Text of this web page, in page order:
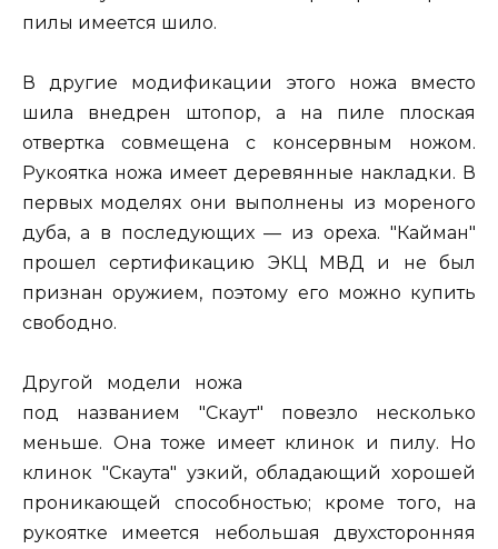
пилы имеется шило.
В другие модификации этого ножа вместо
шила внедрен штопор, а на пиле плоская
отвертка совмещена с консервным ножом.
Рукоятка ножа имеет деревянные накладки. В
первых моделях они выполнены из мореного
дуба, а в последующих — из ореха. "Кайман"
прошел сертификацию ЭКЦ МВД и не был
признан оружием, поэтому его можно купить
свободно.
Другой модели ножа
под названием "Скаут" повезло несколько
меньше. Она тоже имеет клинок и пилу. Но
клинок "Скаута" узкий, обладающий хорошей
проникающей способностью; кроме того, на
рукоятке имеется небольшая двухсторонняя